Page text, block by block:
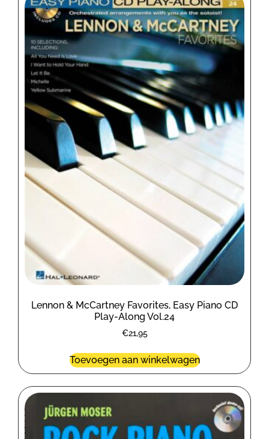
Lennon & McCartney Favorites, Easy Piano CD
Play-Along Vol.24
€21,95
Toevoegen aan winkelwagen